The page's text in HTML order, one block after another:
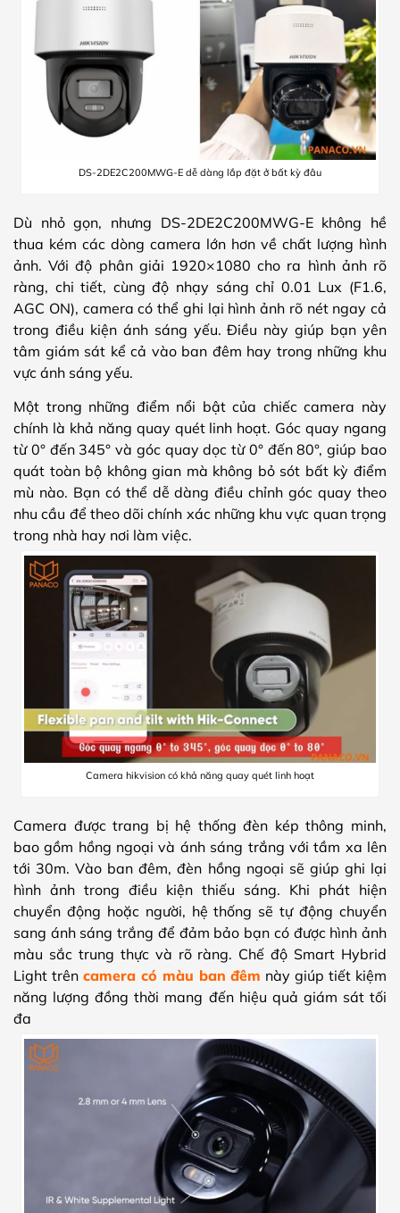
DS-2DE2C200MWG-E dễ dàng lắp đặt ở bất kỳ đâu
Dù nhỏ gọn, nhưng DS-2DE2C200MWG-E không hề
thua kém các dòng camera lớn hơn về chất lượng hình
ảnh. Với độ phân giải 1920×1080 cho ra hình ảnh rõ
ràng, chi tiết, cùng độ nhạy sáng chỉ 0.01 Lux (F1.6,
AGC ON), camera có thể ghi lại hình ảnh rõ nét ngay cả
trong điều kiện ánh sáng yếu. Điều này giúp bạn yên
tâm giám sát kể cả vào ban đêm hay trong những khu
vực ánh sáng yếu.
Một trong những điểm nổi bật của chiếc camera này
chính là khả năng quay quét linh hoạt. Góc quay ngang
từ 0° đến 345° và góc quay dọc từ 0° đến 80°, giúp bao
quát toàn bộ không gian mà không bỏ sót bất kỳ điểm
mù nào. Bạn có thể dễ dàng điều chỉnh góc quay theo
nhu cầu để theo dõi chính xác những khu vực quan trọng
trong nhà hay nơi làm việc.
Camera hikvision có khả năng quay quét linh hoạt
Camera được trang bị hệ thống đèn kép thông minh,
bao gồm hồng ngoại và ánh sáng trắng với tầm xa lên
tới 30m. Vào ban đêm, đèn hồng ngoại sẽ giúp ghi lại
hình ảnh trong điều kiện thiếu sáng. Khi phát hiện
chuyển động hoặc người, hệ thống sẽ tự động chuyển
sang ánh sáng trắng để đảm bảo bạn có được hình ảnh
màu sắc trung thực và rõ ràng. Chế độ Smart Hybrid
Light trên camera có màu ban đêm này giúp tiết kiệm
năng lượng đồng thời mang đến hiệu quả giám sát tối
đa